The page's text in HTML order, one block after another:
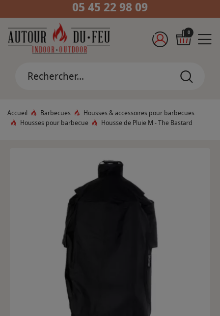
05 45 22 98 09
0
Accueil Barbecues
Housses & accessoires pour barbecues
Housses pour barbecue
Housse de Pluie M - The Bastard